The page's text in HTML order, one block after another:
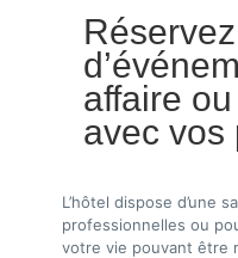
affaire
avec vos
L’hôtel dispose d’une
professionnelles ou
votre vie pouvant être